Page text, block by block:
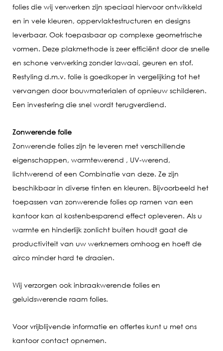
folies die wij verwerken zijn speciaal hiervoor ontwikkeld
en in vele kleuren, oppervlaktestructuren en designs
leverbaar. Ook toepasbaar op complexe geometrische
vormen. Deze plakmethode is zeer efficiënt door de snelle
en schone verwerking zonder lawaai, geuren en stof.
Restyling d.m.v. folie is goedkoper in vergelijking tot het
vervangen door bouwmaterialen of opnieuw schilderen.
Een investering die snel wordt terugverdiend.
Zonwerende folie
Zonwerende folies zijn te leveren met verschillende
eigenschappen, warmtewerend , UV-werend,
lichtwerend of een Combinatie van deze. Ze zijn
beschikbaar in diverse tinten en kleuren. Bijvoorbeeld het
toepassen van zonwerende folies op ramen van een
kantoor kan al kostenbesparend effect opleveren. Als u
warmte en hinderlijk zonlicht buiten houdt gaat de
productiviteit van uw werknemers omhoog en hoeft de
airco minder hard te draaien.
Wij verzorgen ook inbraakwerende folies en
geluidswerende raam folies.
Voor vrijblijvende informatie en offertes kunt u met ons
kantoor contact opnemen.